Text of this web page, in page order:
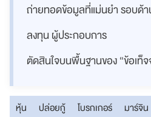
ถ่ายทอดข้อมูลที่แม่นยำ รอบด้
ลงทุน ผู้ประกอบการ
ตัดสินใจบนพื้นฐานของ “ข้อเท็จ
หุ้น ปล่อยกู้ โบรกเกอร์ มาร์จิน